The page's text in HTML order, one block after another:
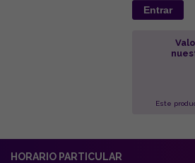
Entrar
Este
HORARIO PARTICULAR